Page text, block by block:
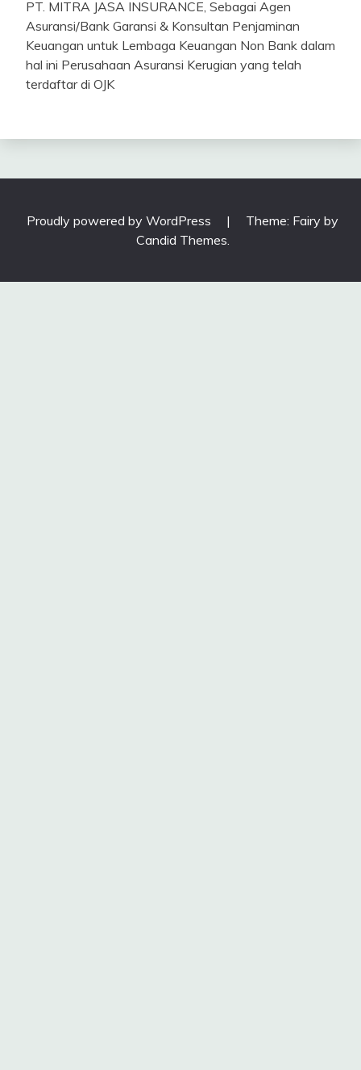
PT. MITRA JASA INSURANCE, Sebagai Agen
Asuransi/Bank Garansi & Konsultan Penjaminan
Keuangan untuk Lembaga Keuangan Non Bank dalam
hal ini Perusahaan Asuransi Kerugian yang telah
terdaftar di OJK
Proudly powered by WordPress |
Theme: Fairy by
Candid Themes.